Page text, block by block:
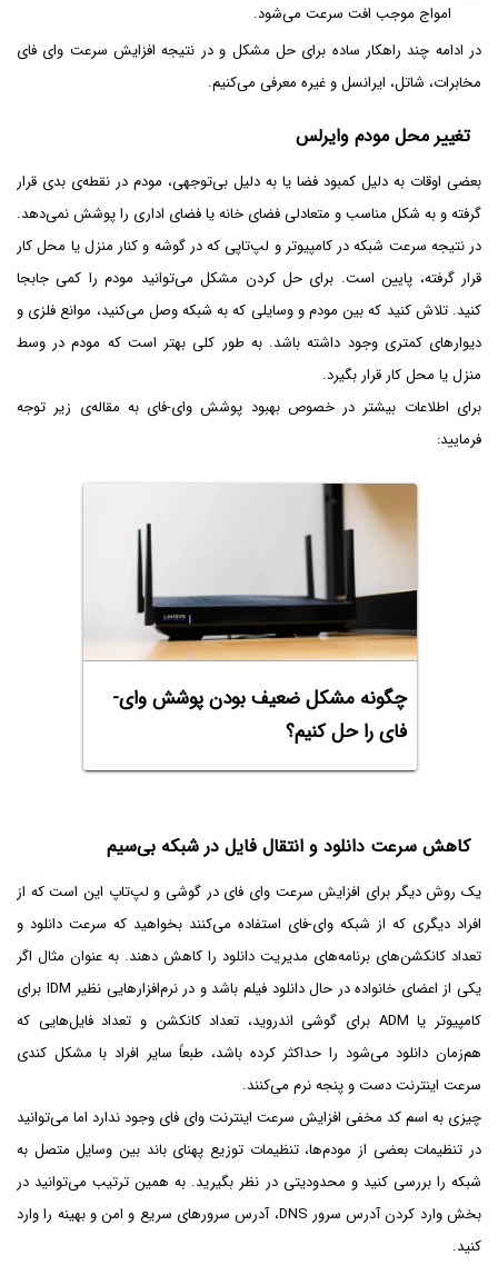
امواج موجب افت سرعت می‌شود.
در ادامه چند راهکار ساده برای حل مشکل و در نتیجه افزایش سرعت وای فای
مخابرات، شاتل، ایرانسل و غیره معرفی می‌کنیم.
تغییر محل مودم وایرلس
بعضی اوقات به دلیل کمبود فضا یا به دلیل بی‌توجهی، مودم در نقطه‌ی بدی قرار
گرفته و به شکل مناسب و متعادلی فضای خانه یا فضای اداری را پوشش نمی‌دهد.
در نتیجه سرعت شبکه در کامپیوتر و لپ‌تاپی که در گوشه و کنار منزل یا محل کار
قرار گرفته، پایین است. برای حل کردن مشکل می‌توانید مودم را کمی جابجا
کنید. تلاش کنید که بین مودم و وسایلی که به شبکه وصل می‌کنید، موانع فلزی و
دیوارهای کمتری وجود داشته باشد. به طور کلی بهتر است که مودم در وسط
منزل یا محل کار قرار بگیرد.
برای اطلاعات بیشتر در خصوص بهبود پوشش وای-فای به مقاله‌ی زیر توجه
فرمایید:
چگونه مشکل ضعیف بودن پوشش وای-
فای را حل کنیم؟
کاهش سرعت دانلود و انتقال فایل در شبکه بی‌سیم
یک روش دیگر برای افزایش سرعت وای فای در گوشی و لپ‌تاپ این است که از
افراد دیگری که از شبکه وای-فای استفاده می‌کنند بخواهید که سرعت دانلود و
تعداد کانکشن‌های برنامه‌های مدیریت دانلود را کاهش دهند. به عنوان مثال اگر
یکی از اعضای خانواده در حال دانلود فیلم باشد و در نرم‌افزارهایی نظیر IDM برای
کامپیوتر یا ADM برای گوشی اندروید، تعداد کانکشن و تعداد فایل‌هایی که
هم‌زمان دانلود می‌شود را حداکثر کرده باشد، طبعاً سایر افراد با مشکل کندی
سرعت اینترنت دست و پنجه نرم می‌کنند.
چیزی به اسم کد مخفی افزایش سرعت اینترنت وای فای وجود ندارد اما می‌توانید
در تنظیمات بعضی از مودم‌ها، تنظیمات توزیع پهنای باند بین وسایل متصل به
شبکه را بررسی کنید و محدودیتی در نظر بگیرید. به همین ترتیب می‌توانید در
بخش وارد کردن آدرس سرور DNS، آدرس سرورهای سریع و امن و بهینه را وارد
کنید.